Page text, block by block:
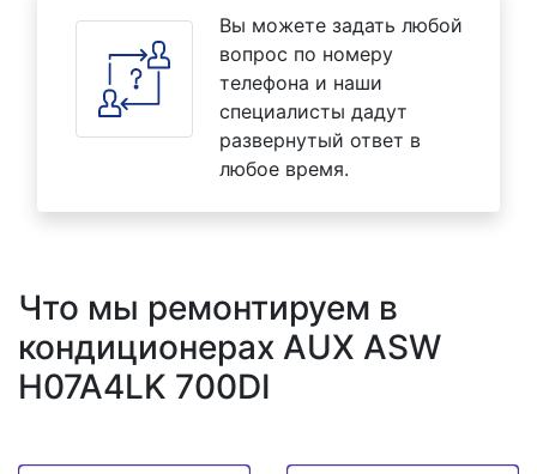
Вы можете задать любой
вопрос по номеру
телефона и наши
специалисты дадут
развернутый ответ в
любое время.
Что мы ремонтируем в
кондиционерах AUX ASW
H07A4LK 700DI